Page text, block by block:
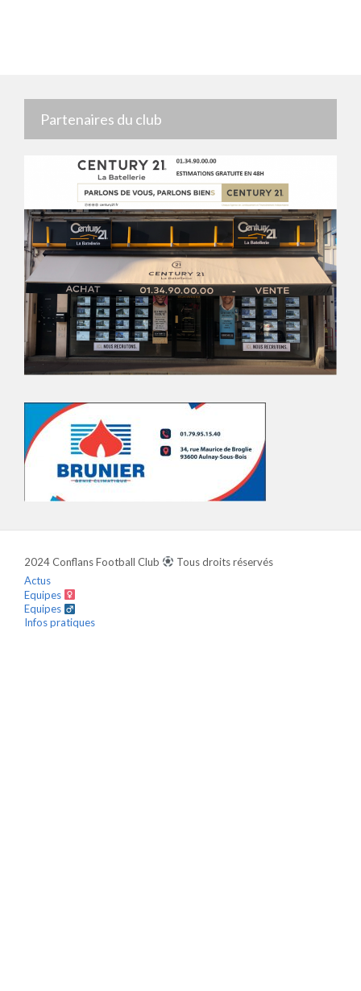
Partenaires du club
2024 Conflans Football Club
Tous droits réservés
Actus
Equipes
Equipes
Infos pratiques